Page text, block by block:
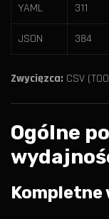
YAML 311
JSON 384
Zwycięzca: CSV
Ogólne